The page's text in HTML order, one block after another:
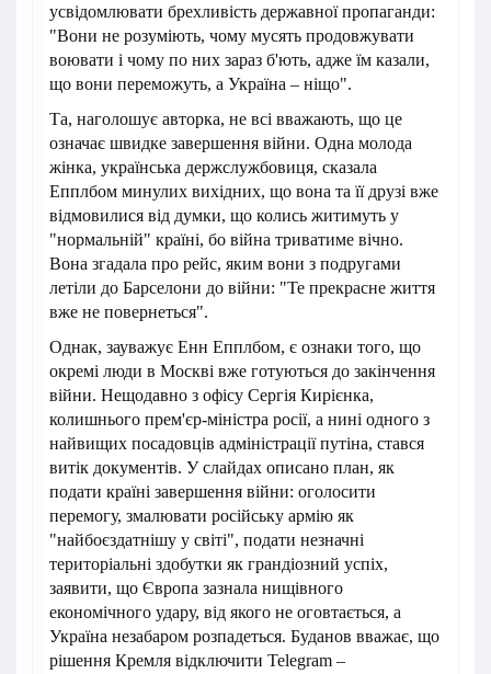
усвідомлювати брехливість державної пропаганди:
"Вони не розуміють, чому мусять продовжувати
воювати і чому по них зараз б'ють, адже їм казали,
що вони переможуть, а Україна – ніщо".
Та, наголошує авторка, не всі вважають, що це
означає швидке завершення війни. Одна молода
жінка, українська держслужбовиця, сказала
Епплбом минулих вихідних, що вона та її друзі вже
відмовилися від думки, що колись житимуть у
"нормальній" країні, бо війна триватиме вічно.
Вона згадала про рейс, яким вони з подругами
летіли до Барселони до війни: "Те прекрасне життя
вже не повернеться".
Однак, зауважує Енн Епплбом, є ознаки того, що
окремі люди в Москві вже готуються до закінчення
війни. Нещодавно з офісу Сергія Кирієнка,
колишнього прем'єр-міністра росії, а нині одного з
найвищих посадовців адміністрації путіна, стався
витік документів. У слайдах описано план, як
подати країні завершення війни: оголосити
перемогу, змалювати російську армію як
"найбоєздатнішу у світі", подати незначні
територіальні здобутки як грандіозний успіх,
заявити, що Європа зазнала нищівного
економічного удару, від якого не оговтається, а
Україна незабаром розпадеться. Буданов вважає, що
рішення Кремля відключити Telegram –